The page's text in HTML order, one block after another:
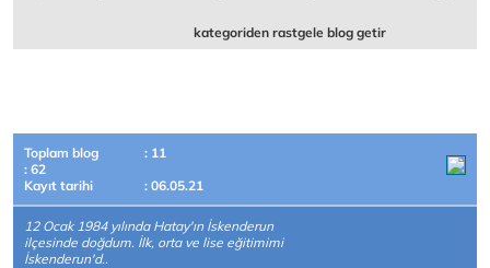
kategoriden rastgele blog getir
Toplam blog
: 11
: 62
Kayıt tarihi
: 06.05.21
12 Ocak 1984 yılında Hatay'ın İskenderun
ilçesinde doğdum. İlk, orta ve lise eğitimimi
İskenderun'd..